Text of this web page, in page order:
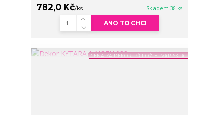
782,0 Kč/ks Skladem 38 ks
ANO TO CHCI
CENA ZA DEKOR, PŘILOŽTE TVAR SKLA